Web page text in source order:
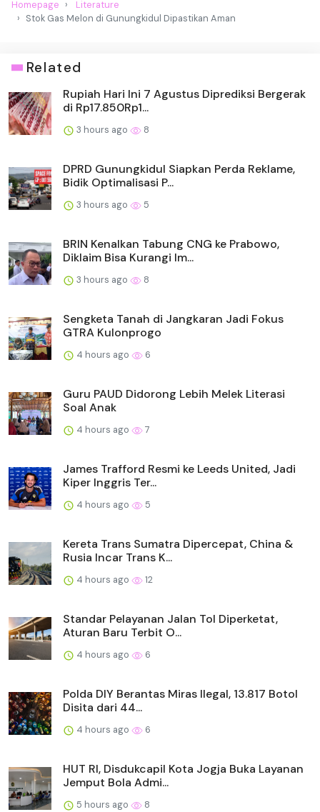
Homepage
Literature
Stok Gas Melon di Gunungkidul Dipastikan Aman
Related
Rupiah Hari Ini 7 Agustus Diprediksi Bergerak
di Rp17.850Rp1...
3 hours ago 8
DPRD Gunungkidul Siapkan Perda Reklame,
Bidik Optimalisasi P...
3 hours ago 5
BRIN Kenalkan Tabung CNG ke Prabowo,
Diklaim Bisa Kurangi Im...
3 hours ago 8
Sengketa Tanah di Jangkaran Jadi Fokus
GTRA Kulonprogo
4 hours ago 6
Guru PAUD Didorong Lebih Melek Literasi
Soal Anak
4 hours ago 7
James Trafford Resmi ke Leeds United, Jadi
Kiper Inggris Ter...
4 hours ago 5
Kereta Trans Sumatra Dipercepat, China &
Rusia Incar Trans K...
4 hours ago 12
Standar Pelayanan Jalan Tol Diperketat,
Aturan Baru Terbit O...
4 hours ago 6
Polda DIY Berantas Miras Ilegal, 13.817 Botol
Disita dari 44...
4 hours ago 6
HUT RI, Disdukcapil Kota Jogja Buka Layanan
Jemput Bola Admi...
5 hours ago 8